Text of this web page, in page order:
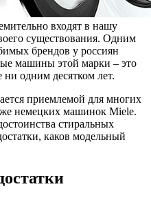
входят в нашу
существования. Одним
брендов у россиян
машины этой марки – это
ни одним десятком лет.
приемлемой для многих
же немецких машинок Miele.
стиральных
каков модельный